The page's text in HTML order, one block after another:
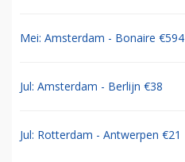
Mei: Amsterdam - Bonaire €594
Jul: Amsterdam - Berlijn €38
Jul: Rotterdam - Antwerpen €21